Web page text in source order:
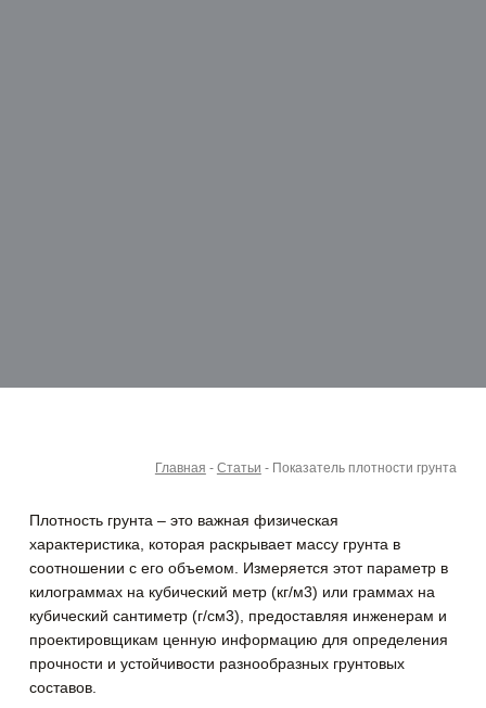
Главная - Статьи - Показатель плотности грунта
Плотность грунта – это важная физическая
характеристика, которая раскрывает массу грунта в
соотношении с его объемом. Измеряется этот параметр в
килограммах на кубический метр (кг/м3) или граммах на
кубический сантиметр (г/см3), предоставляя инженерам и
проектировщикам ценную информацию для определения
прочности и устойчивости разнообразных грунтовых
составов.